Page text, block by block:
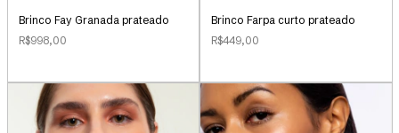
Brinco Fay Granada prateado
R$998,00
Brinco Farpa curto prateado
R$449,00